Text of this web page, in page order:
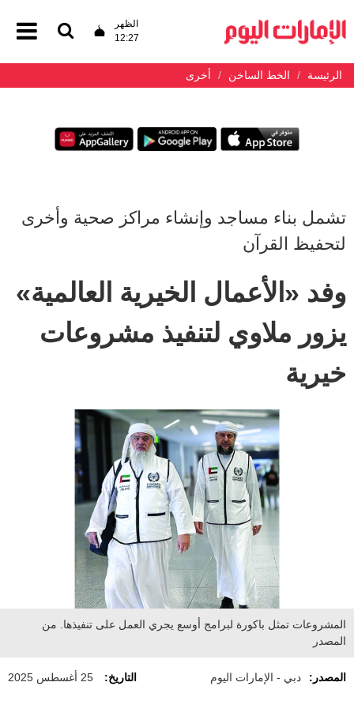
الظهر
12:27
الرئيسة الخط الساخن أخرى
تشمل بناء مساجد وإنشاء مراكز صحية وأخرى
لتحفيظ القرآن
وفد «الأعمال الخيرية العالمية»
يزور ملاوي لتنفيذ مشروعات
خيرية
المشروعات تمثل باكورة لبرامج أوسع يجري العمل على تنفيذها. من
المصدر
المصدر: دبي - الإمارات اليوم التاريخ: 25 أغسطس 2025